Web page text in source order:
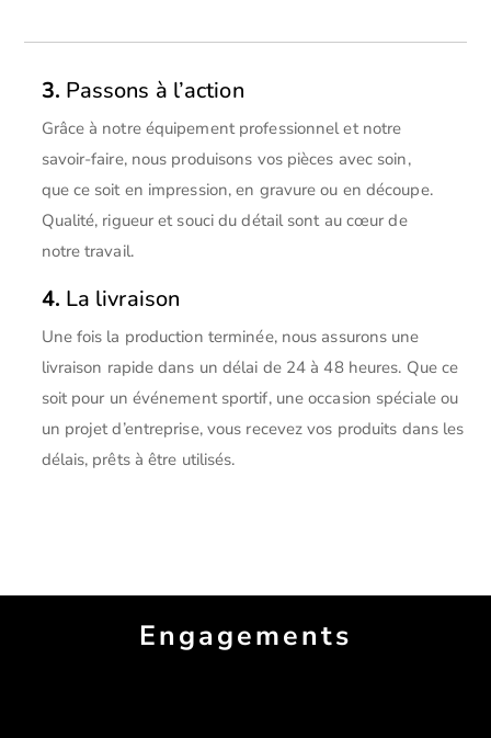
3. Passons à l’action
Grâce à notre équipement professionnel et notre
savoir-faire, nous produisons vos pièces avec soin,
que ce soit en impression, en gravure ou en découpe.
Qualité, rigueur et souci du détail sont au cœur de
notre travail.
4. La livraison
Une fois la production terminée, nous assurons une
livraison rapide dans un délai de 24 à 48 heures. Que ce
soit pour un événement sportif, une occasion spéciale ou
un projet d’entreprise, vous recevez vos produits dans les
délais, prêts à être utilisés.
Engagements